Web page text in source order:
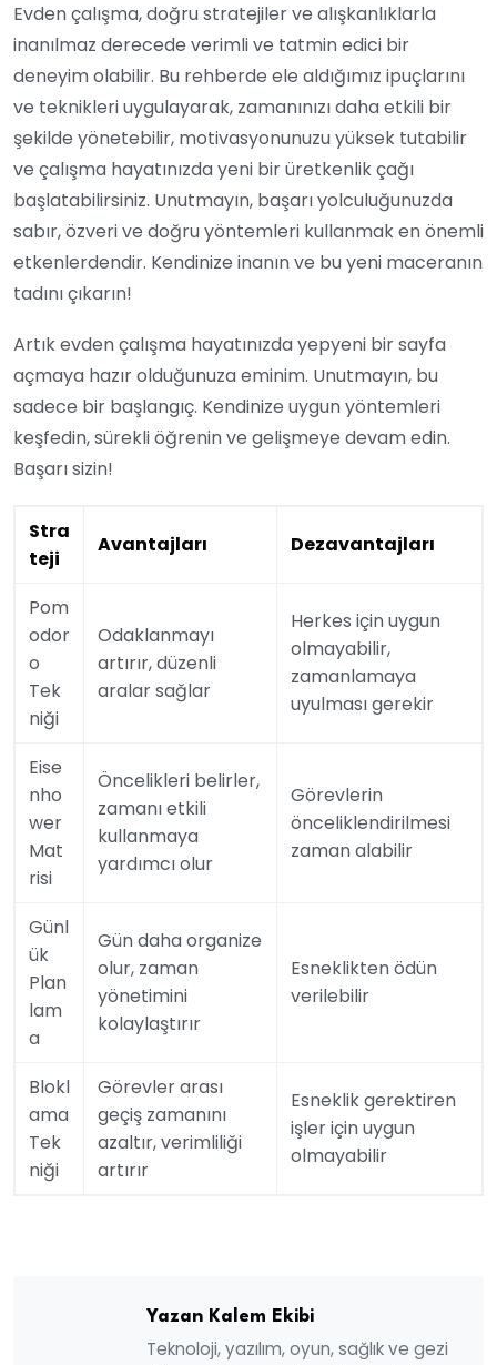
Evden çalışma, doğru stratejiler ve alışkanlıklarla
inanılmaz derecede verimli ve tatmin edici bir
deneyim olabilir. Bu rehberde ele aldığımız ipuçlarını
ve teknikleri uygulayarak, zamanınızı daha etkili bir
şekilde yönetebilir, motivasyonunuzu yüksek tutabilir
ve çalışma hayatınızda yeni bir üretkenlik çağı
başlatabilirsiniz. Unutmayın, başarı yolculuğunuzda
sabır, özveri ve doğru yöntemleri kullanmak en önemli
etkenlerdendir. Kendinize inanın ve bu yeni maceranın
tadını çıkarın!
Artık evden çalışma hayatınızda yepyeni bir sayfa
açmaya hazır olduğunuza eminim. Unutmayın, bu
sadece bir başlangıç. Kendinize uygun yöntemleri
keşfedin, sürekli öğrenin ve gelişmeye devam edin.
Başarı sizin!
Stra
teji
Avantajları Dezavantajları
Pom
odor
o
Tek
niği
Odaklanmayı
artırır, düzenli
aralar sağlar
Herkes için uygun
olmayabilir,
zamanlamaya
uyulması gerekir
Eise
nho
wer
Mat
risi
Öncelikleri belirler,
zamanı etkili
kullanmaya
yardımcı olur
Görevlerin
önceliklendirilmesi
zaman alabilir
Günl
ük
Plan
lam
a
Gün daha organize
olur, zaman
yönetimini
kolaylaştırır
Esneklikten ödün
verilebilir
Blokl
ama
Tek
niği
Görevler arası
geçiş zamanını
azaltır, verimliliği
artırır
Esneklik gerektiren
işler için uygun
olmayabilir
Yazan Kalem Ekibi
Teknoloji, yazılım, oyun, sağlık ve gezi